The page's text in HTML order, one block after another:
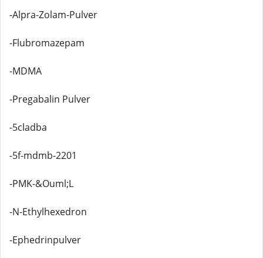
-Alpra-Zolam-Pulver
-Flubromazepam
-MDMA
-Pregabalin Pulver
-5cladba
-5f-mdmb-2201
-PMK-&Ouml;L
-N-Ethylhexedron
-Ephedrinpulver